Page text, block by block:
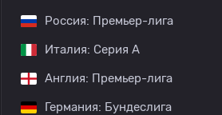
Россия: Премьер-лига
Италия: Серия А
Англия: Премьер-лига
Германия: Бундеслига